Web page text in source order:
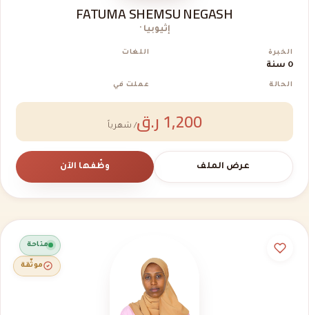
FATUMA SHEMSU NEGASH
إثيوبيا ·
الخبرة
0 سنة
اللغات
الحالة عملت في
1,200 ر.ق / شهرياً
عرض الملف وظّفها الآن
متاحة
موثّقة